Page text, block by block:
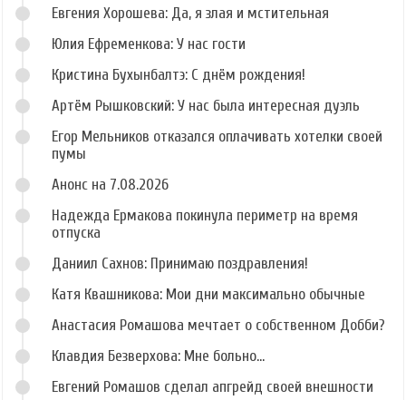
Евгения Хорошева: Да, я злая и мстительная
Юлия Ефременкова: У нас гости
Кристина Бухынбалтэ: С днём рождения!
Артём Рышковский: У нас была интересная дуэль
Егор Мельников отказался оплачивать хотелки своей
пумы
Анонс на 7.08.2026
Надежда Ермакова покинула периметр на время
отпуска
Даниил Сахнов: Принимаю поздравления!
Катя Квашникова: Мои дни максимально обычные
Анастасия Ромашова мечтает о собственном Добби?
Клавдия Безверхова: Мне больно...
Евгений Ромашов сделал апгрейд своей внешности